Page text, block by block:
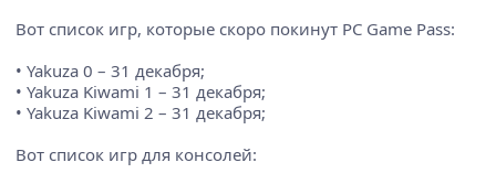
Вот список игр, которые скоро покинут PC Game Pass:
• Yakuza 0 – 31 декабря;
• Yakuza Kiwami 1 – 31 декабря;
• Yakuza Kiwami 2 – 31 декабря;
Вот список игр для консолей: